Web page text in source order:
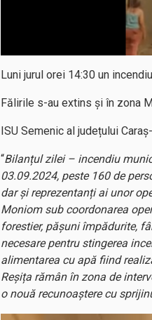
Luni jurul orei 14:30 un
Fălirile s-au extins și în zona
ISU Semenic al județului
“Bilanțul zilei – incendiu
03.09.2024, peste 160 de
dar și reprezentanți ai unor
Moniom sub coordonarea
forestier, pășuni împădurite,
necesare pentru stingerea
alimentarea cu apă fiind
Reșița rămân în zona de
o nouă recunoaștere cu